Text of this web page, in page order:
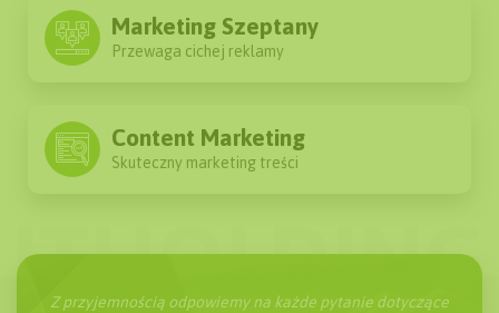
Marketing Szeptany
Przewaga cichej reklamy
Content Marketing
Skuteczny marketing treści
Z przyjemnością odpowiemy na każde pytanie dotyczące